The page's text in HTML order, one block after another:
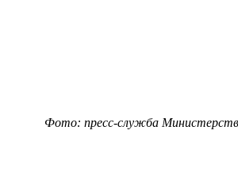
Фото: пресс-служба